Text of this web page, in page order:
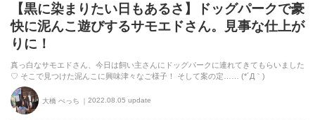
【黒に染まりたい日もあるさ】ドッグパークで豪
快に泥んこ遊びするサモエドさん。見事な仕上が
りに！
真っ白なサモエドさん、今日は飼い主さんにドッグパークに連れてきてもらいました
♡ そこで見つけた泥んこに興味津々なご様子！ そして案の定…… (*´Д｀)
大橋 ぺっち 2022.08.05 update